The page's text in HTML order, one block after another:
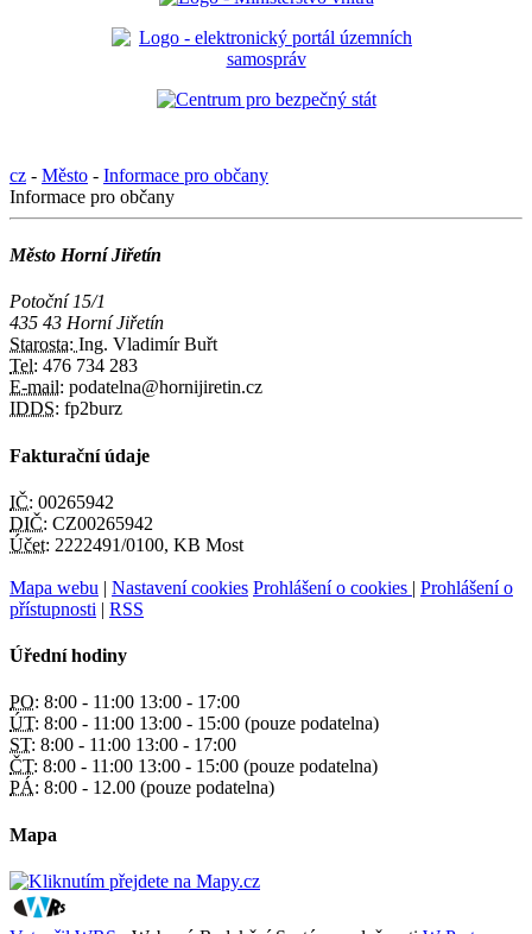
cz - Město - Informace pro občany
Informace pro občany
Město Horní Jiřetín
Potoční 15/1
435 43 Horní Jiřetín
Starosta: Ing. Vladimír Buřt
Tel: 476 734 283
E-mail: podatelna@hornijiretin.cz
IDDS: fp2burz
Fakturační údaje
IČ: 00265942
DIČ: CZ00265942
Účet: 2222491/0100, KB Most
Mapa webu | Nastavení cookies Prohlášení o cookies | Prohlášení o
přístupnosti | RSS
Úřední hodiny
PO: 8:00 - 11:00 13:00 - 17:00
ÚT: 8:00 - 11:00 13:00 - 15:00 (pouze podatelna)
ST: 8:00 - 11:00 13:00 - 17:00
ČT: 8:00 - 11:00 13:00 - 15:00 (pouze podatelna)
PÁ: 8:00 - 12.00 (pouze podatelna)
Mapa